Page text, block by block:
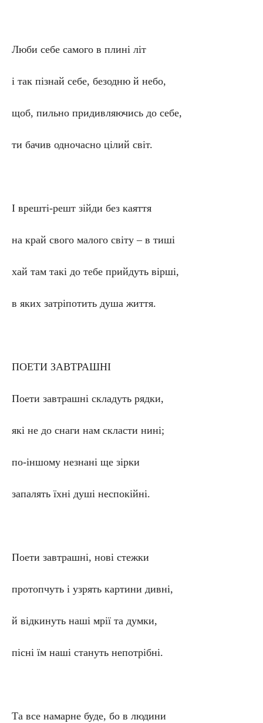
Люби себе самого в плині літ
і так пізнай себе, безодню й небо,
щоб, пильно придивляючись до себе,
ти бачив одночасно цілий світ.
І врешті-решт зійди без каяття
на край свого малого світу – в тиші
хай там такі до тебе прийдуть вірші,
в яких затріпотить душа життя.
ПОЕТИ ЗАВТРАШНІ
Поети завтрашні складуть рядки,
які не до снаги нам скласти нині;
по-іншому незнані ще зірки
запалять їхні душі неспокійні.
Поети завтрашні, нові стежки
протопчуть і узрять картини дивні,
й відкинуть наші мрії та думки,
пісні їм наші стануть непотрібні.
Та все намарне буде, бо в людини